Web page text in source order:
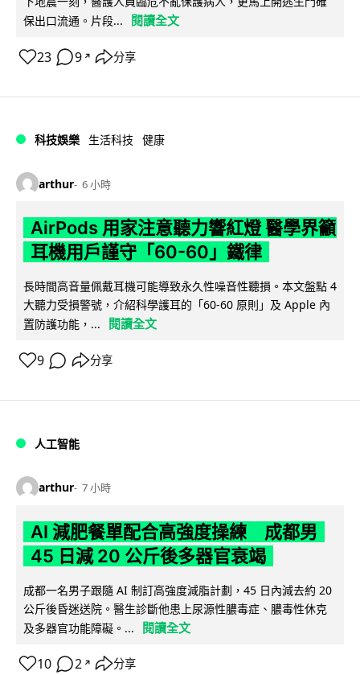
保出口流通。片段...
閱讀全文
23 9 ↗ 分享
科技娛樂 生活科技 健康
arthur 6 小時
AirPods 用家注意聽力響紅燈 醫學界籲
耳機用戶謹守「60-60」鐵律
長時間高音量佩戴耳機可能導致永久性噪音性聽損。本文盤點 4
大聽力受損警號，介紹科學護耳的「60-60 原則」及 Apple 內
置防護功能，...
閱讀全文
9 分享
人工智能
arthur 7 小時
AI 減肥餐單配合高強度操練 成都男
45 日減 20 公斤後多器官衰竭
成都一名男子跟隨 AI 制訂高強度減脂計劃，45 日內減去約 20
公斤後昏迷送院。醫生診斷他患上尿源性膿毒症、膿毒性休克
及多器官功能障礙。...
閱讀全文
10 2 ↗ 分享